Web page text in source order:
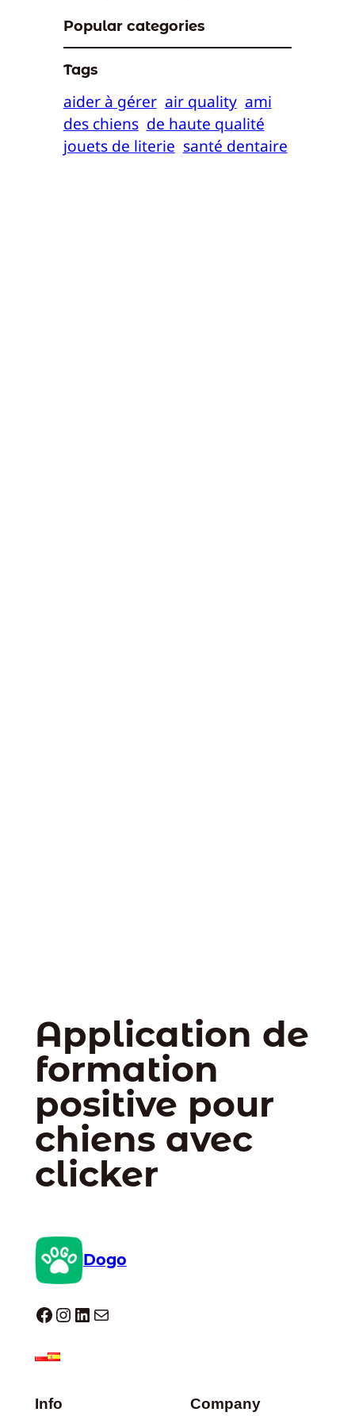
Popular categories
Tags
aider à gérer air quality ami
des chiens de haute qualité
jouets de literie santé dentaire
Application de
formation
positive pour
chiens avec
clicker
Dogo
Dogo facebook InstagramLinkedIn E-mail
Info Company